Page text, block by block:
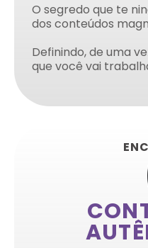
O segredo que te
dos conteúdos
Definindo, de uma
que você vai